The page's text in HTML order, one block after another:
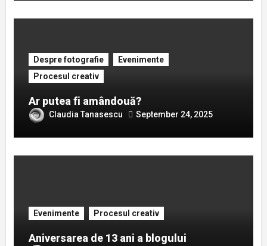
Despre fotografie
Evenimente
Procesul creativ
Ar putea fi amândouă?
Claudia Tanasescu September 24, 2025
Evenimente Procesul creativ
Aniversarea de 13 ani a blogului